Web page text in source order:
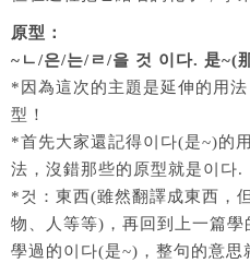
原型：
~ㄴ/은/는/ㄹ/을 것 이다. 是~(
*因為這次的主題是延伸的用
型！
*首先大家還記得이다(是~)的
法，沒錯那些的原型就是이다.
*것：東西(雖然翻譯成東西，
物、人等等)，再回到上一篇
學過的이다(是~)，整句的意思